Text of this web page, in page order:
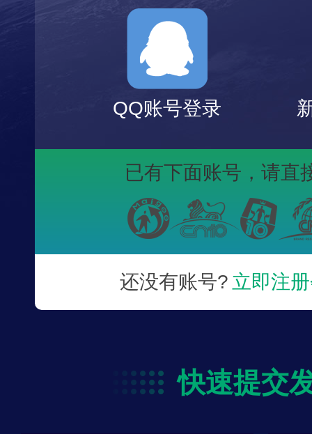
QQ账号登录
已有下面账号， 请直
还没有账号? 立即注
快速提交